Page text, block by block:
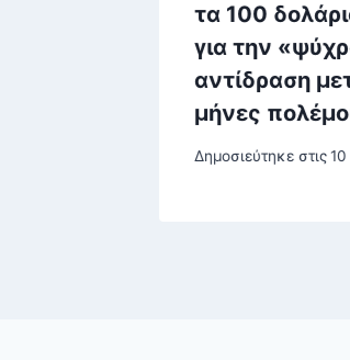
τα 100
για την
αντίδραση
μήνες
Δημοσιεύτηκε στις10